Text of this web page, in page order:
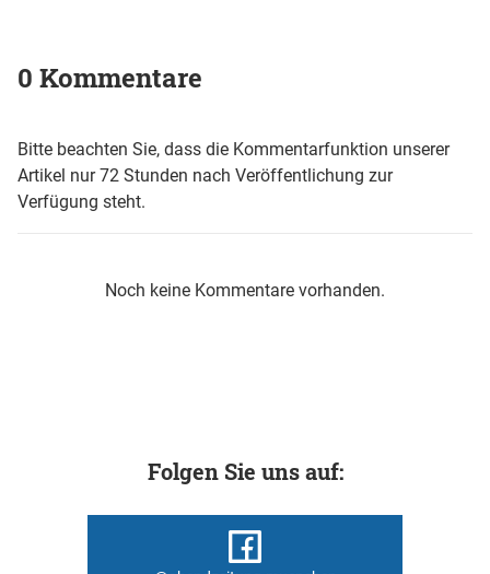
0 Kommentare
Bitte beachten Sie, dass die Kommentarfunktion unserer
Artikel nur 72 Stunden nach Veröffentlichung zur
Verfügung steht.
Noch keine Kommentare vorhanden.
Folgen Sie uns auf: